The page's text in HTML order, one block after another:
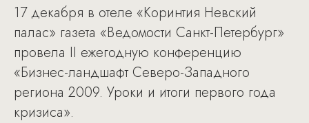
17 декабря в отеле «Коринтия Невский
палас» газета «Ведомости Санкт-Петербург»
провела II ежегодную конференцию
«Бизнес-ландшафт Северо-Западного
региона 2009. Уроки и итоги первого года
кризиса».